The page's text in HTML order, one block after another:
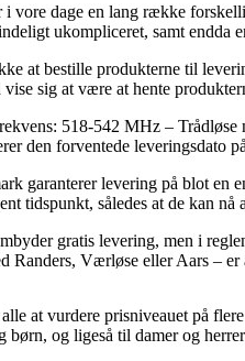
vore dage en lang række
ukompliceret, samt
at bestille produkterne til
sig at være at hente
518-542 MHz –
den forventede leveringsdato
garanterer levering på blot en
tidspunkt, således at de kan
gratis levering, men i
Randers, Værløse eller Aars –
at vurdere prisniveauet på
børn, og ligeså til damer og